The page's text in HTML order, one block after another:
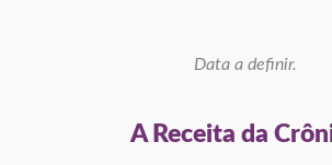
Data a definir.
A Receita da